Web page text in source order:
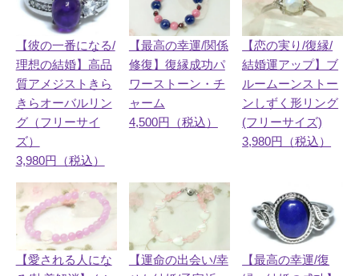
【彼の一番になる/
理想の結婚】高品
質アメジストきら
きらオーバルリン
グ（フリーサイ
ズ）
3,980円（税込）
【最高の幸運/関係
修復】復縁成功パ
ワーストーン・チ
ャーム
4,500円（税込）
【恋の実り/復縁/
結婚運アップ】ブ
ルームーンストー
ンしずく形リング
(フリーサイズ)
3,980円（税込）
【愛される人にな
【運命の出会い/幸
【最高の幸運/復